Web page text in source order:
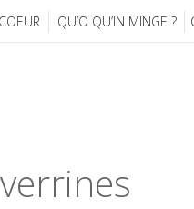
QU’O QU’IN MINGE ?